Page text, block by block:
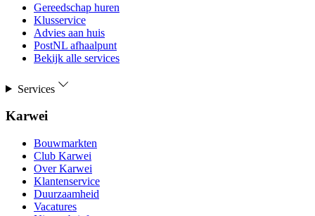
Gereedschap huren
Klusservice
Advies aan huis
PostNL afhaalpunt
Bekijk alle services
Services
Karwei
Bouwmarkten
Club Karwei
Over Karwei
Klantenservice
Duurzaamheid
Vacatures